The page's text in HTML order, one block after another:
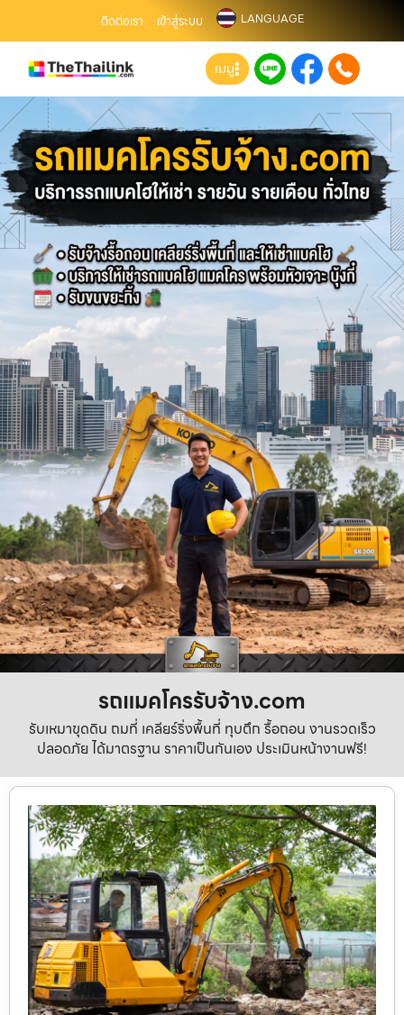
ติดต่อเรา เข้าสู่ระบบ LANGUAGE
เมนู
รถแมคโครรับจ้าง.com
รับเหมาขุดดิน ถมที่ เคลียร์ริ่งพื้นที่ ทุบตึก รื้อถอน งานรวดเร็ว
ปลอดภัย ได้มาตรฐาน ราคาเป็นกันเอง ประเมินหน้างานฟรี!